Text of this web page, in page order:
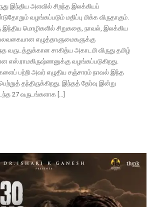
இந்திய அளவில் சிறந்த இலக்கியப்
வழங்கப்படும் மதிப்பு மிக்க விருதாகும்.
இந்திய மொழிகளில் சிறுகதை, நாவல், இலக்கிய
எழுத்தாளுமைகளுக்கு
வருடத்துக்கான சாகித்ய அகாடமி விருது தமிழ்
எஸ்.ராமகிருஷ்ணனுக்கு வழங்கப்படுகிறது.
பற்றி அவர் எழுதிய சஞ்சாரம் நாவல் இந்த
தந்திருக்கிறது. இந்தத் தேர்வு இன்று
27 வருடங்களாக […]